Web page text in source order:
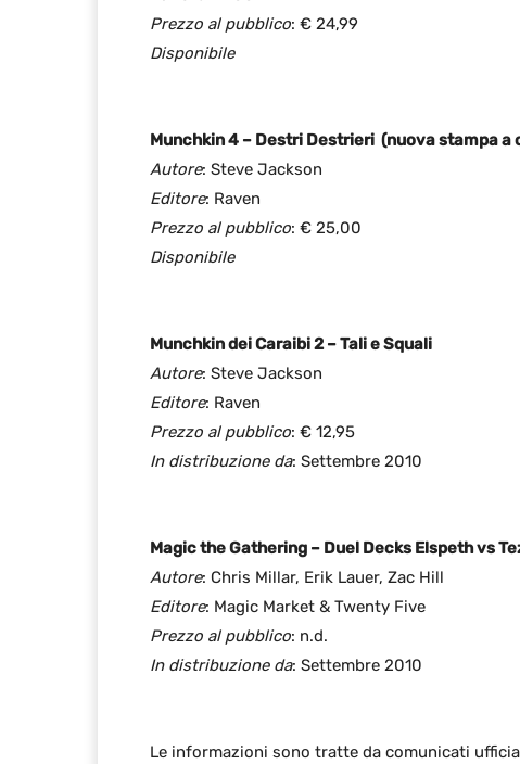
Prezzo al pubblico: € 24,99
Disponibile
Munchkin 4 – Destri Destrieri (nuova stampa a
Autore: Steve Jackson
Editore: Raven
Prezzo al pubblico: € 25,00
Disponibile
Munchkin dei Caraibi 2 – Tali e Squali
Autore: Steve Jackson
Editore: Raven
Prezzo al pubblico: € 12,95
In distribuzione da: Settembre 2010
Magic the Gathering – Duel Decks Elspeth vs
Autore: Chris Millar, Erik Lauer, Zac Hill
Editore: Magic Market & Twenty Five
Prezzo al pubblico: n.d.
In distribuzione da: Settembre 2010
Le informazioni sono tratte da comunicati